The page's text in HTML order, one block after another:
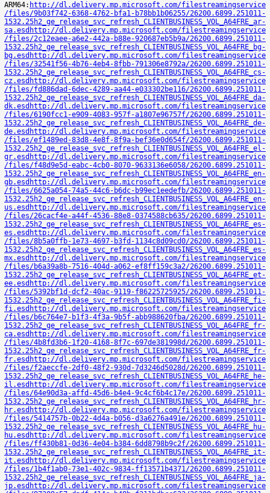
ARM64: http://dl.delivery.mp.microsoft.com/filestreamingservice
/files/9b03f742-6368-4762-bfa1-b78bb1b06255/26200.6899.251011-
1532.25h2_ge_release_svc_refresh_CLIENTBUSINESS_VOL_A64FRE_ar-
sa.esd http://dl.delivery.mp.microsoft.com/filestreamingservice
/files/2c12eaee-a6e2-442a-b88e-920687eb5b9a/26200.6899.251011-
1532.25h2_ge_release_svc_refresh_CLIENTBUSINESS_VOL_A64FRE_bg-
bg.esd http://dl.delivery.mp.microsoft.com/filestreamingservice
/files/32541f56-4b76-4eb4-8fbb-791306e8792a/26200.6899.251011-
1532.25h2_ge_release_svc_refresh_CLIENTBUSINESS_VOL_A64FRE_cs-
cz.esd http://dl.delivery.mp.microsoft.com/filestreamingservice
/files/fd886dad-6dec-4289-aa44-e033302be116/26200.6899.251011-
1532.25h2_ge_release_svc_refresh_CLIENTBUSINESS_VOL_A64FRE_da-
dk.esd http://dl.delivery.mp.microsoft.com/filestreamingservice
/files/6190fcc1-e909-4083-957f-a1807e96757f/26200.6899.251011-
1532.25h2_ge_release_svc_refresh_CLIENTBUSINESS_VOL_A64FRE_de-
de.esd http://dl.delivery.mp.microsoft.com/filestreamingservice
/files/ef1489ed-83d8-4e8f-8f9a-bef36e0d654f/26200.6899.251011-
1532.25h2_ge_release_svc_refresh_CLIENTBUSINESS_VOL_A64FRE_el-
gr.esd http://dl.delivery.mp.microsoft.com/filestreamingservice
/files/f48d9e5d-eabc-4cb0-8070-9633136e6058/26200.6899.251011-
1532.25h2_ge_release_svc_refresh_CLIENTBUSINESS_VOL_A64FRE_en-
gb.esd http://dl.delivery.mp.microsoft.com/filestreamingservice
/files/6625a054-74a5-44c6-b6dc-b99ec1eedefb/26200.6899.251011-
1532.25h2_ge_release_svc_refresh_CLIENTBUSINESS_VOL_A64FRE_en-
us.esd http://dl.delivery.mp.microsoft.com/filestreamingservice
/files/26cacf4e-a44f-4536-88e8-0374588cb635/26200.6899.251011-
1532.25h2_ge_release_svc_refresh_CLIENTBUSINESS_VOL_A64FRE_es-
es.esd http://dl.delivery.mp.microsoft.com/filestreamingservice
/files/8b5a0ffb-1e73-4697-b3fd-1134c8d09cd0/26200.6899.251011-
1532.25h2_ge_release_svc_refresh_CLIENTBUSINESS_VOL_A64FRE_es-
mx.esd http://dl.delivery.mp.microsoft.com/filestreamingservice
/files/b6a39a8b-7516-404d-a062-ef8ff159c3a2/26200.6899.251011-
1532.25h2_ge_release_svc_refresh_CLIENTBUSINESS_VOL_A64FRE_et-
ee.esd http://dl.delivery.mp.microsoft.com/filestreamingservice
/files/5392bf1d-dcf2-40ac-9119-f86225725925/26200.6899.251011-
1532.25h2_ge_release_svc_refresh_CLIENTBUSINESS_VOL_A64FRE_fi-
fi.esd http://dl.delivery.mp.microsoft.com/filestreamingservice
/files/b6c764e7-b1f3-4f3a-9b5f-abb988620fba/26200.6899.251011-
1532.25h2_ge_release_svc_refresh_CLIENTBUSINESS_VOL_A64FRE_fr-
ca.esd http://dl.delivery.mp.microsoft.com/filestreamingservice
/files/4b8fd3b6-1f20-4168-8f7c-697de381998d/26200.6899.251011-
1532.25h2_ge_release_svc_refresh_CLIENTBUSINESS_VOL_A64FRE_fr-
fr.esd http://dl.delivery.mp.microsoft.com/filestreamingservice
/files/f2aeccfe-2df0-48f2-930d-7d3246d5028d/26200.6899.251011-
1532.25h2_ge_release_svc_refresh_CLIENTBUSINESS_VOL_A64FRE_he-
il.esd http://dl.delivery.mp.microsoft.com/filestreamingservice
/files/64e90d3a-affd-45d6-b4e4-9c4cf6b4c17e/26200.6899.251011-
1532.25h2_ge_release_svc_refresh_CLIENTBUSINESS_VOL_A64FRE_hr-
hr.esd http://dl.delivery.mp.microsoft.com/filestreamingservice
/files/5414757b-0b22-4d4a-b056-d3a6276a491e/26200.6899.251011-
1532.25h2_ge_release_svc_refresh_CLIENTBUSINESS_VOL_A64FRE_hu-
hu.esd http://dl.delivery.mp.microsoft.com/filestreamingservice
/files/ff430b81-0d36-4e04-b384-6dd8798b9c2f/26200.6899.251011-
1532.25h2_ge_release_svc_refresh_CLIENTBUSINESS_VOL_A64FRE_it-
it.esd http://dl.delivery.mp.microsoft.com/filestreamingservice
/files/1b4f1ab0-73e1-402c-9834-ff13571b4371/26200.6899.251011-
1532.25h2_ge_release_svc_refresh_CLIENTBUSINESS_VOL_A64FRE_ja-
jp.esd http://dl.delivery.mp.microsoft.com/filestreamingservice